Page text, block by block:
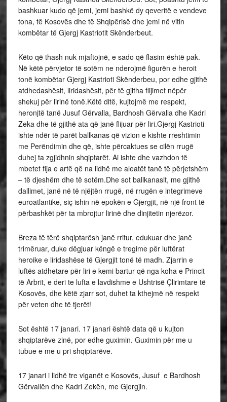
bashkuar kudo që jemi, jemi bashkë dy qeveritë e vendeve
tona, të Kosovës dhe të Shqipërisë dhe jemi në vitin
kombëtar të Gjergj Kastriotit Skënderbeut.
Këto që thash nuk mjaftojnë, e sado që flasim është pak.
Në këtë përvjetor të sotëm ne nderojmë figurën e heroit
tonë kombëtar Gjergj Kastrioti Skënderbeu, por edhe gjithë
atdhedashësit, liridashësit, për të gjitha flijimet nëpër
shekuj për lirinë tonë.Këtë ditë, kujtojmë me respekt,
heronjtë tanë Jusuf Gërvalla, Bardhosh Gërvalla dhe Kadri
Zeka dhe të gjithë ata që janë flijuar për liri.Gjergj Kastrioti
ishte ndër të parët ballkanas që vizion e kishte rreshtimin
me Perëndimin dhe që, ishte përcaktues se cilën rrugë
duhej ta zgjidhnin shqiptarët. Ai ishte dhe vazhdon të
mbetet fija e artë që na lidhë me aleatët tanë të përjetshëm
– të djeshëm dhe të sotëm.Dhe sot ballkanasit, me gjithë
dallimet, janë në të njëjtën rrugë, në rrugën e integrimeve
euroatlantike, siç ishin në epokën e Gjergjit, në një front të
përbashkët për ta mbrojtur lirinë dhe dinjitetin njerëzor.
Breza të tërë shqiptarësh janë rritur, edukuar dhe janë
trimëruar, duke dëgjuar këngë e tregime për luftërat
heroike e liridashëse të Gjergjit tonë të madh. Zjarrin e
luftës atdhetare për liri e kemi bartur që nga koha e Princit
të Arbrit, e deri te lufta e lavdishme e Ushtrisë Çlirimtare të
Kosovës, dhe këtë zjarr sot, duhet ta kthejmë në respekt
për veten dhe të tjerët!
Sot është 17 janari. 17 janari është data që u kujton
shqiptarëve zinë, por edhe guximin. Guximin për me u
tubue e me u pri shqiptarëve.
17 janari i lidhë tre viganët e Kosovës, Jusuf e Bardhosh
Gërvallën dhe Kadri Zekën, me Gjergjin.